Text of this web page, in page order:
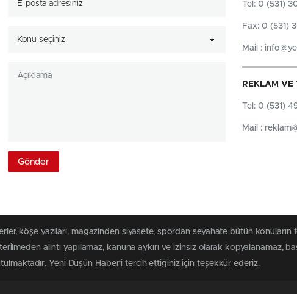
Konu seçiniz
Tel: 0 (531)
Fax: 0 (531)
Mail :
REKLAM VE
Tel: 0 (531)
Mail :
köşe yazıları, magazinden siyasete, spordan seyahate bütün konuların
alıntı yapılamaz, kanuna aykırı ve izinsiz olarak kopyalanamaz,
Yeni Düşün Haber'i tercih ettiğiniz için teşekkür ederiz.